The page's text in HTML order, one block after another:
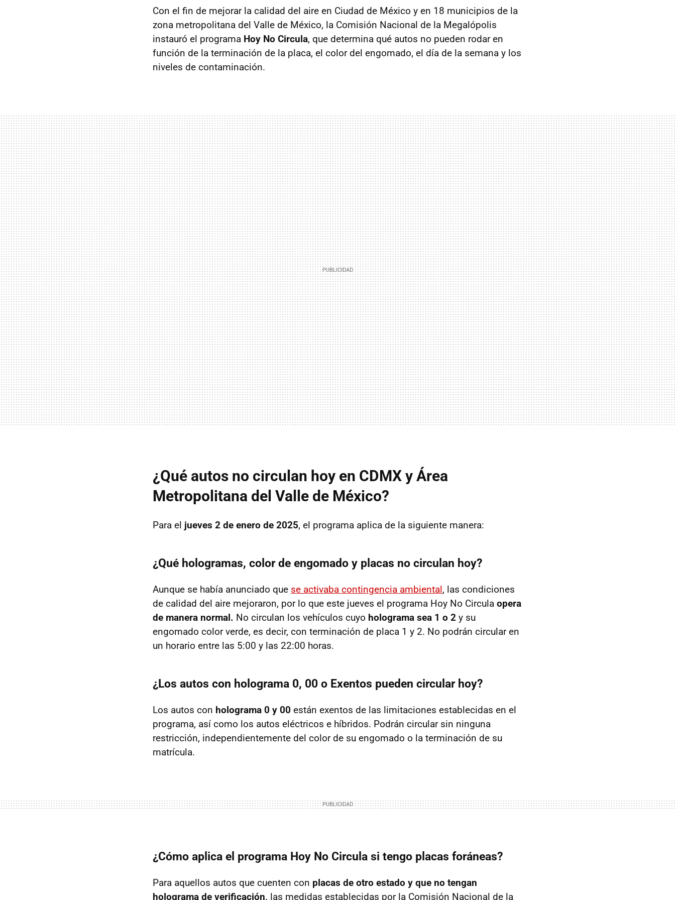
Con el fin de mejorar la calidad del aire en Ciudad de México y en 18 municipios de la
zona metropolitana del Valle de México, la Comisión Nacional de la Megalópolis
instauró el programa Hoy No Circula, que determina qué autos no pueden rodar en
función de la terminación de la placa, el color del engomado, el día de la semana y los
niveles de contaminación.
¿Qué autos no circulan hoy en CDMX y Área
Metropolitana del Valle de México?
Para el jueves 2 de enero de 2025, el programa aplica de la siguiente manera:
¿Qué hologramas, color de engomado y placas no circulan hoy?
Aunque se había anunciado que se activaba contingencia ambiental, las condiciones
de calidad del aire mejoraron, por lo que este jueves el programa Hoy No Circula opera
de manera normal. No circulan los vehículos cuyo holograma sea 1 o 2 y su
engomado color verde, es decir, con terminación de placa 1 y 2. No podrán circular en
un horario entre las 5:00 y las 22:00 horas.
¿Los autos con holograma 0, 00 o Exentos pueden circular hoy?
Los autos con holograma 0 y 00 están exentos de las limitaciones establecidas en el
programa, así como los autos eléctricos e híbridos. Podrán circular sin ninguna
restricción, independientemente del color de su engomado o la terminación de su
matrícula.
¿Cómo aplica el programa Hoy No Circula si tengo placas foráneas?
Para aquellos autos que cuenten con placas de otro estado y que no tengan
holograma de verificación, las medidas establecidas por la Comisión Nacional de la